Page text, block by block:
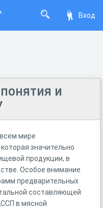
Вход
и
мире
значительно
продукции, в
Особое внимание
предварительных
составляющей
в мясной